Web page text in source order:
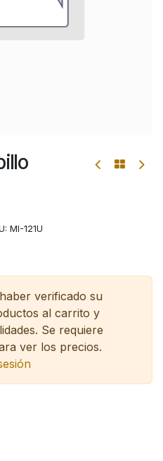
MI-121U
verificado su
al carrito y
Se requiere
ver los precios.